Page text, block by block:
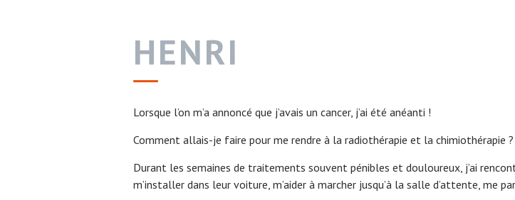
HENRI
Lorsque l’on m’a annoncé que j’avais un cancer, j’ai été anéanti !
Comment allais-je faire pour me rendre à la radiothérapie et la chimiothérapie ?
Durant les semaines de traitements souvent pénibles et douloureux, j’ai
m’installer dans leur voiture, m’aider à marcher jusqu’à la salle d’attente, me